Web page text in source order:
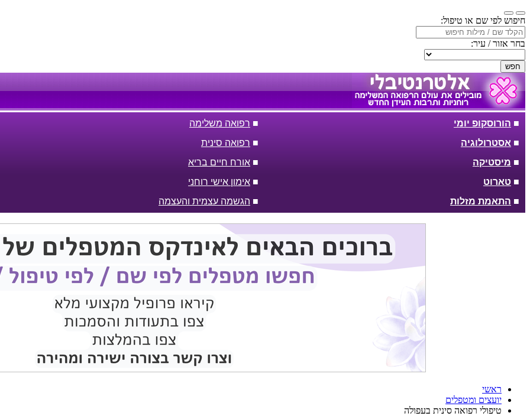
חיפוש לפי שם או טיפול:
בחר אזור / עיר:
חפש
■ הורוסקופ יומי ■ רפואה משלימה
■ אסטרולוגיה ■ רפואה סינית
■ מיסטיקה ■ אורח חיים בריא
■ טארוט ■ אימון אישי רוחני
■ התאמת מזלות ■ הגשמה עצמית והעצמה
ראשי
יועצים ומטפלים
טיפולי רפואה סינית בעפולה